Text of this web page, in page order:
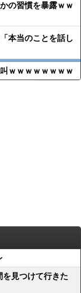
の習慣を暴露ｗｗ
本当のことを話し
ｗｗｗｗｗｗｗｗ
見つけて行きた